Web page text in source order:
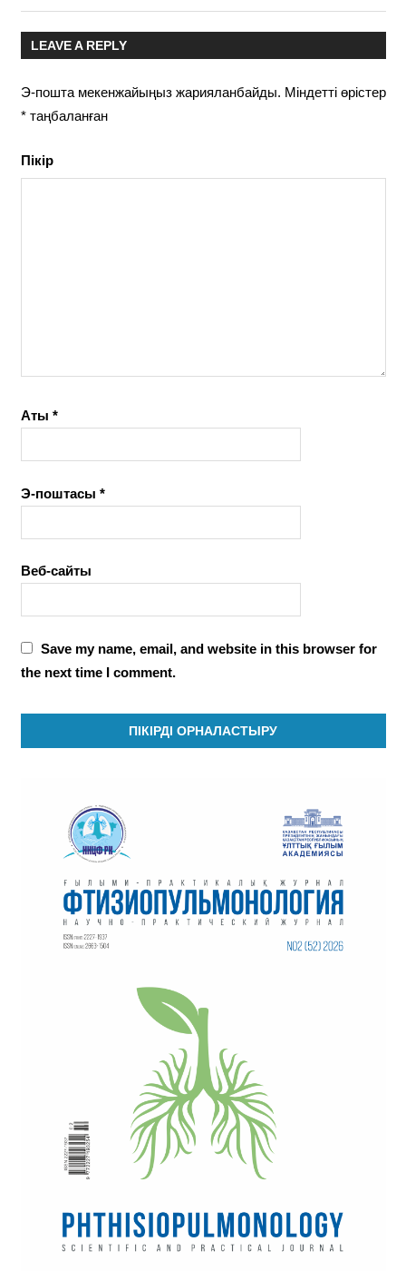
LEAVE A REPLY
Э-пошта мекенжайыңыз жарияланбайды. Міндетті өрістер
*таңбаланған
Пікір
Аты *
Э-поштасы *
Веб-сайты
Save my name, email, and website in this browser for
the next time I comment.